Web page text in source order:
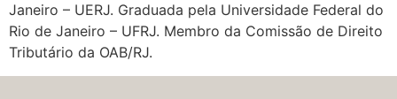
Janeiro – UERJ. Graduada pela Universidade Federal do
Rio de Janeiro – UFRJ. Membro da Comissão de Direito
Tributário da OAB/RJ.